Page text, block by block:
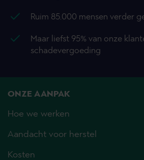
Ruim 85.000 mensen verder
Maar liefst 95% van onze
schadevergoeding
ONZE AANPAK
Hoe we werken
Aandacht voor herstel
Kosten